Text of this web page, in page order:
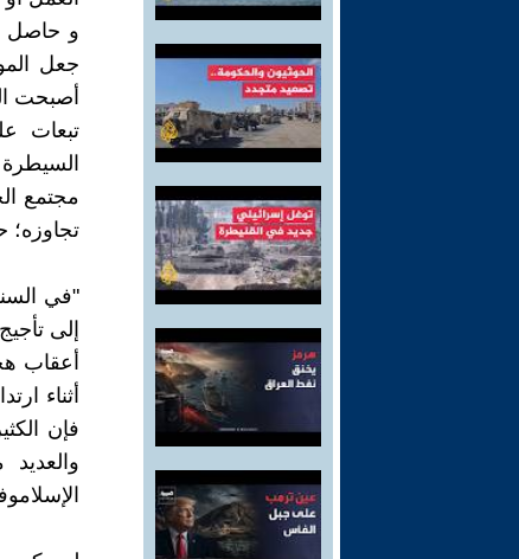
و حاصل
جعل
أصبحت
تبعات
مجتمع
"في
إلى
أثناء
فإن